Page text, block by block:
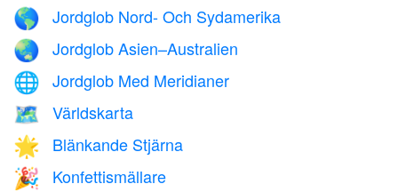
🌎 Jordglob Nord- Och Sydamerika
🌏 Jordglob Asien–Australien
🌐 Jordglob Med Meridianer
🗺️ Världskarta
🌟 Blänkande Stjärna
🎉 Konfettismällare